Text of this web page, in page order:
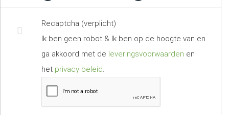
Recaptcha (verplicht)
Ik ben geen robot & Ik ben op de hoogte van en
ga akkoord met de leveringsvoorwaarden en
het privacy beleid.